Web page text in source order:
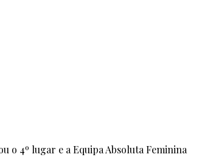
o 4º lugar e a Equipa Absoluta Feminina